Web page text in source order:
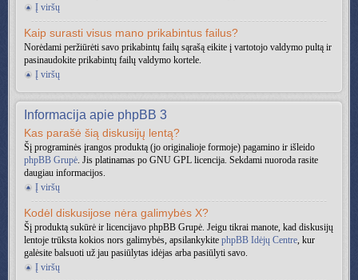
Į viršų
Kaip surasti visus mano prikabintus failus?
Norėdami peržiūrėti savo prikabintų failų sąrašą eikite į vartotojo valdymo pultą ir
pasinaudokite prikabintų failų valdymo kortele.
Į viršų
Informacija apie phpBB 3
Kas parašė šią diskusijų lentą?
Šį programinės įrangos produktą (jo originalioje formoje) pagamino ir išleido
phpBB Grupė. Jis platinamas po GNU GPL licencija. Sekdami nuoroda rasite
daugiau informacijos.
Į viršų
Kodėl diskusijose nėra galimybės X?
Šį produktą sukūrė ir licencijavo phpBB Grupė. Jeigu tikrai manote, kad diskusijų
lentoje trūksta kokios nors galimybės, apsilankykite phpBB Idėjų Centre, kur
galėsite balsuoti už jau pasiūlytas idėjas arba pasiūlyti savo.
Į viršų